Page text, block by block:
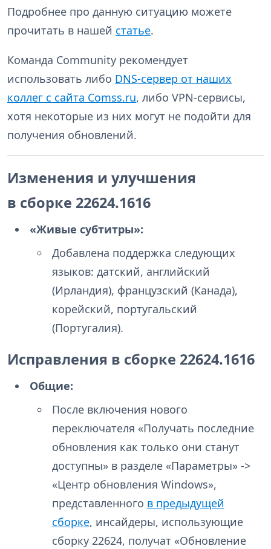
Подробнее про данную ситуацию можете
прочитать в нашей статье.
Команда Community рекомендует
использовать либо DNS-сервер от наших
коллег с сайта Comss.ru, либо VPN-сервисы,
хотя некоторые из них могут не подойти для
получения обновлений.
Изменения и улучшения
в сборке 22624.1616
«Живые субтитры»:
Добавлена поддержка следующих
языков: датский, английский
(Ирландия), французский (Канада),
корейский, португальский
(Португалия).
Исправления в сборке 22624.1616
Общие:
После включения нового
переключателя «Получать последние
обновления как только они станут
доступны» в разделе «Параметры» ->
«Центр обновления Windows»,
представленного в предыдущей
сборке, инсайдеры, использующие
сборку 22624, получат «Обновление